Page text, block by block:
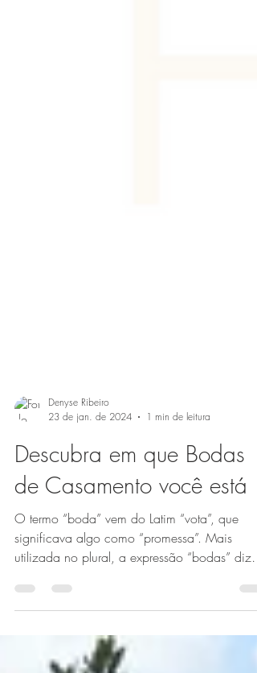
23 de jan. de 2024
1 min de leitura
Descubra em que Bodas
de Casamento você está
O termo “boda” vem do Latim “vota”, que
significava algo como “promessa”. Mais
utilizada no plural, a expressão “bodas” diz